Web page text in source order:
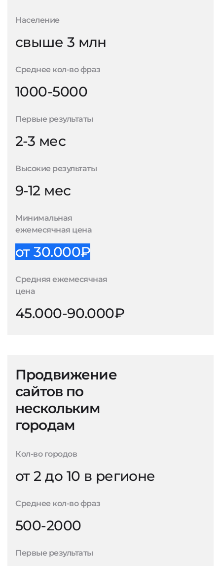
Население
свыше 3 млн
Среднее кол-во фраз
1000-5000
Первые результаты
2-3 мес
Высокие результаты
9-12 мес
Минимальная
ежемесячная цена
от 30.000₽
Средняя ежемесячная
цена
45.000-90.000₽
Продвижение
сайтов по
нескольким
городам
Кол-во городов
от 2 до 10 в регионе
Среднее кол-во фраз
500-2000
Первые результаты